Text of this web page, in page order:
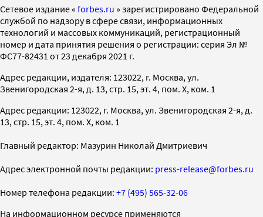
Cетевое издание « forbes.ru » зарегистрировано Федеральной
службой по надзору в сфере связи, информационных
технологий и массовых коммуникаций, регистрационный
номер и дата принятия решения о регистрации: серия Эл №
ФС77-82431 от 23 декабря 2021 г.
Адрес редакции, издателя: 123022, г. Москва, ул.
Звенигородская 2-я, д. 13, стр. 15, эт. 4, пом. X, ком. 1
Адрес редакции: 123022, г. Москва, ул. Звенигородская 2-я, д.
13, стр. 15, эт. 4, пом. X, ком. 1
Главный редактор: Мазурин Николай Дмитриевич
Адрес электронной почты редакции: press-release@forbes.ru
Номер телефона редакции: +7 (495) 565-32-06
На информационном ресурсе применяются